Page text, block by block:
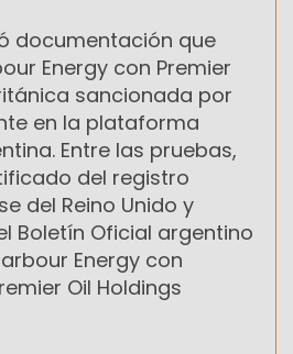
documentación que
Energy con Premier
sancionada por
en la plataforma
Entre las pruebas,
del registro
del Reino Unido y
Boletín Oficial argentino
Energy con
Oil Holdings